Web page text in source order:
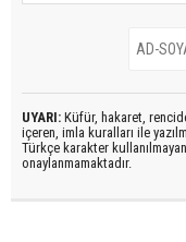
UYARI: Küfür, hakaret,
içeren, imla kuralları ile
Türkçe karakter
onaylanmamaktadır.